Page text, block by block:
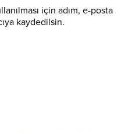
için adım, e-posta
kaydedilsin.